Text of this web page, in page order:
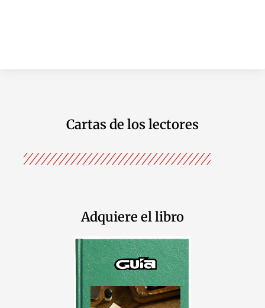
Cartas de los lectores
Adquiere el libro